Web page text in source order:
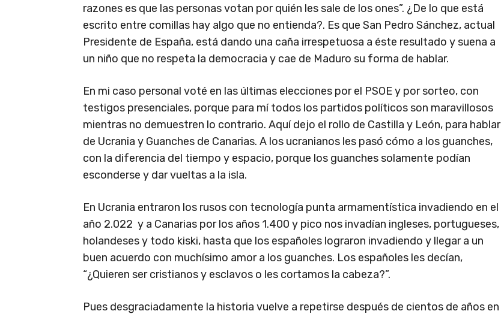
razones es que las personas votan por quién les sale de los ones”. ¿De lo que está
escrito entre comillas hay algo que no entienda?. Es que San Pedro Sánchez, actual
Presidente de España, está dando una caña irrespetuosa a éste resultado y suena a
un niño que no respeta la democracia y cae de Maduro su forma de hablar.
En mi caso personal voté en las últimas elecciones por el PSOE y por sorteo, con
testigos presenciales, porque para mí todos los partidos políticos son maravillosos
mientras no demuestren lo contrario. Aquí dejo el rollo de Castilla y León, para hablar
de Ucrania y Guanches de Canarias. A los ucranianos les pasó cómo a los guanches,
con la diferencia del tiempo y espacio, porque los guanches solamente podían
esconderse y dar vueltas a la isla.
En Ucrania entraron los rusos con tecnología punta armamentística invadiendo en el
año 2.022 y a Canarias por los años 1.400 y pico nos invadían ingleses, portugueses,
holandeses y todo kiski, hasta que los españoles lograron invadiendo y llegar a un
buen acuerdo con muchísimo amor a los guanches. Los españoles les decían,
“¿Quieren ser cristianos y esclavos o les cortamos la cabeza?”.
Pues desgraciadamente la historia vuelve a repetirse después de cientos de años en